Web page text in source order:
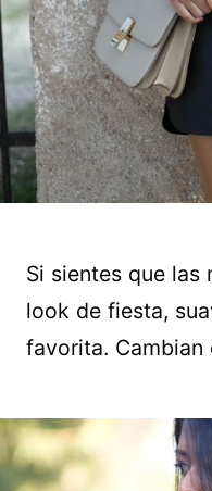
Si sientes que las
look de fiesta,
favorita. Cambian